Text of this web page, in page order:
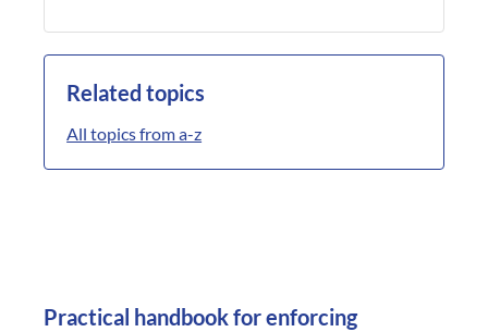
Related topics
All topics from a-z
Practical handbook for enforcing